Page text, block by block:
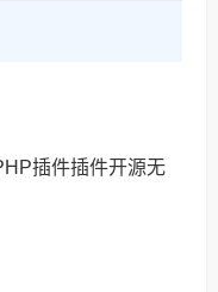
插件插件开源无